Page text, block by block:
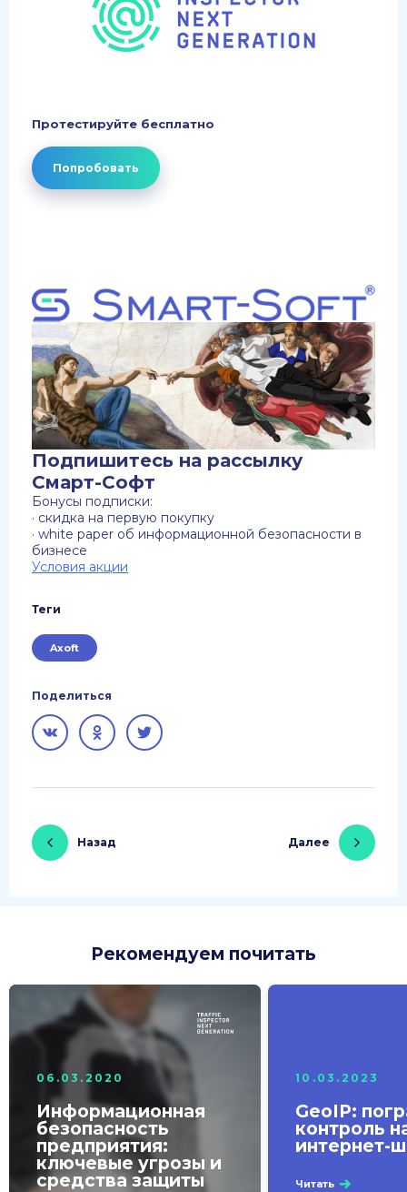
Протестируйте бесплатно
Попробовать
Подпишитесь на рассылку
Смарт-Софт
Бонусы подписки:
· скидка на первую покупку
· white paper об информационной безопасности в
бизнесе
Условия акции
Теги
Axoft
Поделиться
Назад Далее
Рекомендуем почитать
06.03.2020
Информационная
безопасность
предприятия:
ключевые угрозы и
средства защиты
10.03.2023
GeoIP:
контроль
интернет-
Читать